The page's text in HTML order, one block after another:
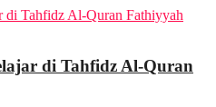
di Tahfidz Al-Quran